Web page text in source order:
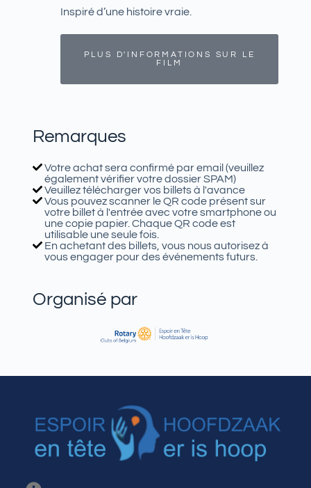
Inspiré d’une histoire vraie.
PLUS D'INFORMATIONS SUR LE
FILM
Remarques
Votre achat sera confirmé par email (veuillez
également vérifier votre dossier SPAM)
Veuillez télécharger vos billets à l'avance
Vous pouvez scanner le QR code présent sur
votre billet à l'entrée avec votre smartphone ou
une copie papier. Chaque QR code est
utilisable une seule fois.
En achetant des billets, vous nous autorisez à
vous engager pour des événements futurs.
Organisé par